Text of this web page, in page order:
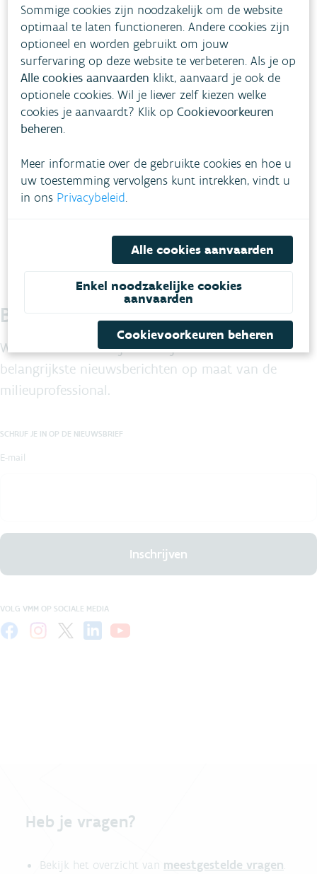
Blijf je graag op de hoogte?
We maken maandelijks voor jou een selectie van de
belangrijkste nieuwsberichten op maat van de
milieuprofessional.
SCHRIJF JE IN OP DE NIEUWSBRIEF
E-mail
Inschrijven
VOLG VMM OP SOCIALE MEDIA
Heb je vragen?
Bekijk het overzicht van meestgestelde vragen.
Sommige cookies zijn noodzakelijk om de website
optimaal te laten functioneren. Andere cookies zijn
optioneel en worden gebruikt om jouw
surfervaring op deze website te verbeteren. Als je op
Alle cookies aanvaarden klikt, aanvaard je ook de
optionele cookies. Wil je liever zelf kiezen welke
cookies je aanvaardt? Klik opCookievoorkeuren
beheren.
Meer informatie over de gebruikte cookies en hoe u
uw toestemming vervolgens kunt intrekken, vindt u
in ons Privacybeleid.
Alle cookies aanvaarden
Enkel noodzakelijke cookies
aanvaarden
Cookievoorkeuren beheren